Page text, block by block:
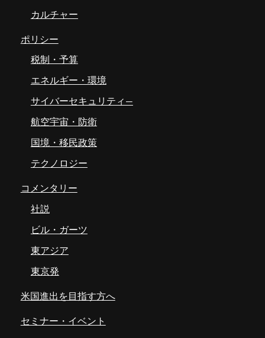
カルチャー
ポリシー
税制・予算
エネルギー・環境
サイバーセキュリティ―
航空宇宙・防衛
国境・移民政策
テクノロジー
コメンタリー
社説
ビル・ガーツ
東アジア
東京発
米国進出を目指す方へ
セミナー・イベント